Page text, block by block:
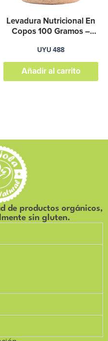
Levadura Nutricional En
Copos 100 Gramos –
UYU 488
Añadir al carrito
de productos orgánicos,
sin gluten.